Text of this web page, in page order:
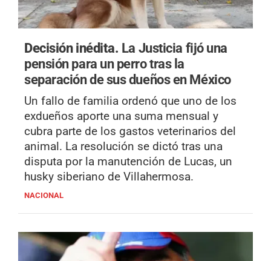
Decisión inédita. La Justicia fijó una
pensión para un perro tras la
separación de sus dueños en México
Un fallo de familia ordenó que uno de los
exdueños aporte una suma mensual y
cubra parte de los gastos veterinarios del
animal. La resolución se dictó tras una
disputa por la manutención de Lucas, un
husky siberiano de Villahermosa.
NACIONAL